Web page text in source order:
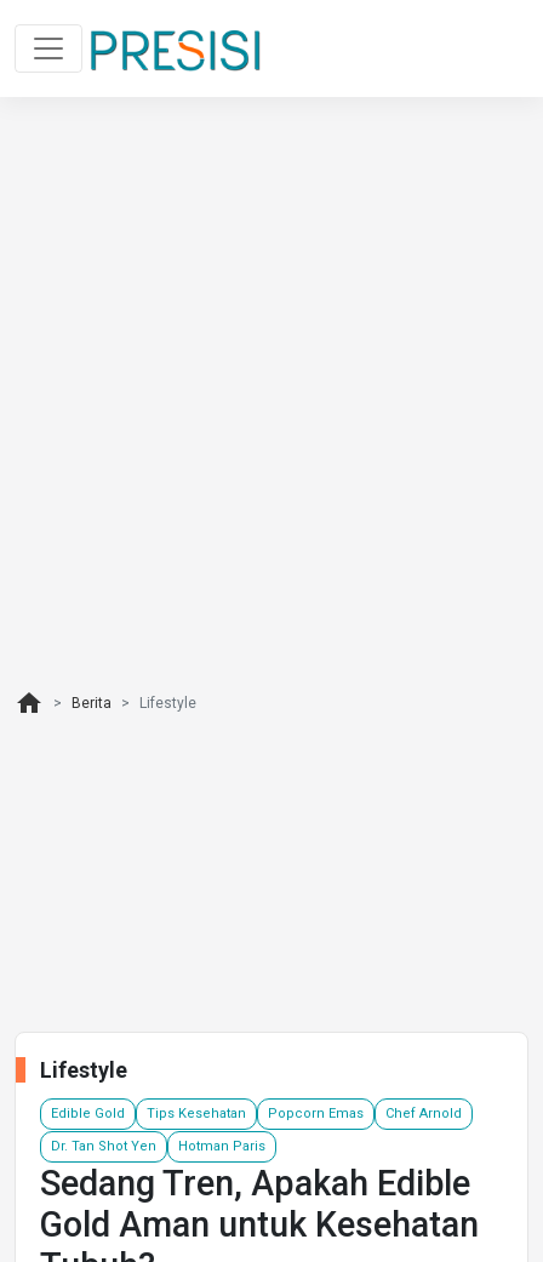
home Berita Lifestyle
Lifestyle
Edible Gold Tips Kesehatan Popcorn Emas Chef Arnold
Dr. Tan Shot Yen Hotman Paris
Sedang Tren, Apakah Edible
Gold Aman untuk Kesehatan